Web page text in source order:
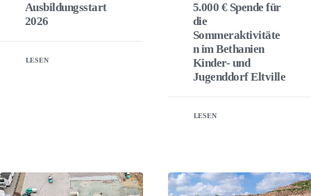
Ausbildungsstart
2026
LESEN
5.000 € Spende für
die
Sommeraktivitäte
n im Bethanien
Kinder- und
Jugenddorf Eltville
LESEN